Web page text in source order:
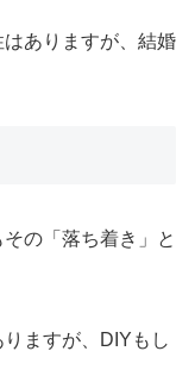
ありますが、結婚
の「落ち着き」と
ますが、DIYもし